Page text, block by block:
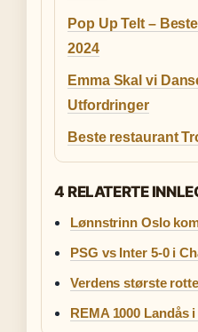
Pop Up Telt –
2024
Emma Skal vi
Utfordringer
Beste restaurant
4 RELATERTE
Lønnstrinn Oslo
PSG vs Inter 5-0 i
Verdens største
REMA 1000